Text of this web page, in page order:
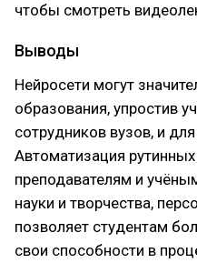
чтобы смотреть
Выводы
Нейросети могут
образования, упростив
сотрудников вузов, и
Автоматизация
преподавателям и
науки и творчества,
позволяет студентам
свои способности в